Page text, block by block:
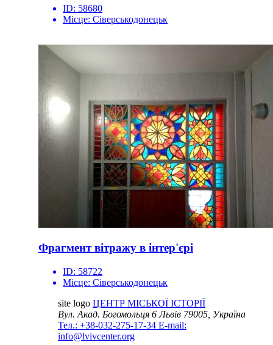
ID: 58680
Місце: Сіверськодонецьк
Фрагмент вітражу в інтер'єрі
ID: 58722
Місце: Сіверськодонецьк
site logo ЦЕНТР МІСЬКОЇ ІСТОРІЇ
Вул. Акад. Богомольця 6Львів 79005, Україна
Тел.: +38-032-275-17-34 E-mail:
info@lvivcenter.org